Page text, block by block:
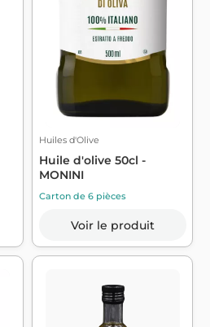
Huiles d'Olive
Huile d'olive 50cl -
MONINI
Carton de 6 pièces
Voir le produit